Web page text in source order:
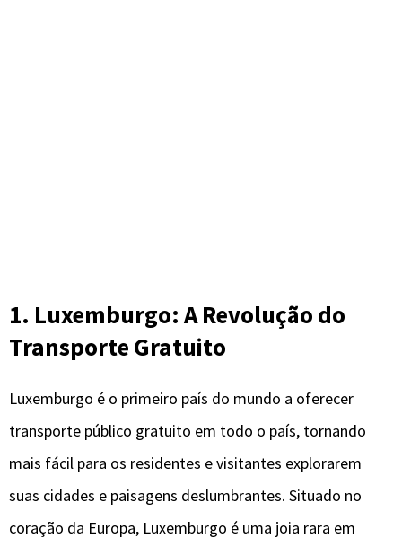
1. Luxemburgo: A Revolução do
Transporte Gratuito
Luxemburgo é o primeiro país do mundo a oferecer
transporte público gratuito em todo o país, tornando
mais fácil para os residentes e visitantes explorarem
suas cidades e paisagens deslumbrantes. Situado no
coração da Europa, Luxemburgo é uma joia rara em